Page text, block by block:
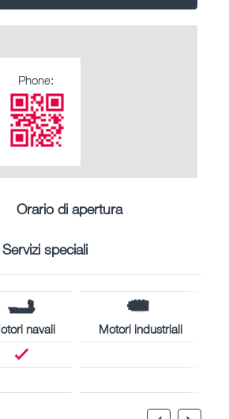
Phone:
Orario di apertura
Servizi speciali
navali
Motori industriali